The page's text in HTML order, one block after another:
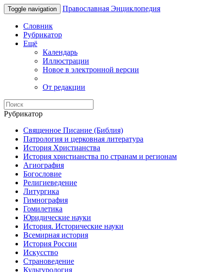
Toggle navigation Православная Энциклопедия
Словник
Рубрикатор
Ещё
Календарь
Иллюстрации
Новое в электронной версии
От редакции
Рубрикатор
Священное Писание (Библия)
Патрология и церковная литература
История Христианства
История христианства по странам и регионам
Агиография
Богословие
Религиеведение
Литургика
Гимнография
Гомилетика
Юридические науки
История. Исторические науки
Всемирная история
История России
Искусство
Страноведение
Культурология